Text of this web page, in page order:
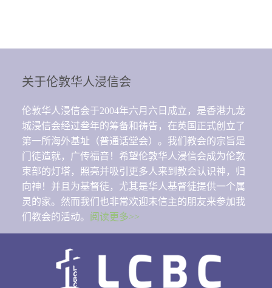
关于伦敦华人浸信会
伦敦华人浸信会于2004年六月六日成立，是香港九龙
城浸信会经过叁年的筹备和祷告，在英国正式创立了
第一所海外基址（普通话堂会）。我们教会的宗旨是
门徒造就，广传福音！希望伦敦华人浸信会成为伦敦
束部的灯塔，照亮并吸引更多人来到教会认识神，归
向神！并且为基督徒，尤其是华人基督徒提供一个属
灵的家。然而我们也非常欢迎未信主的朋友来参加我
们教会的活动。 阅读更多>>